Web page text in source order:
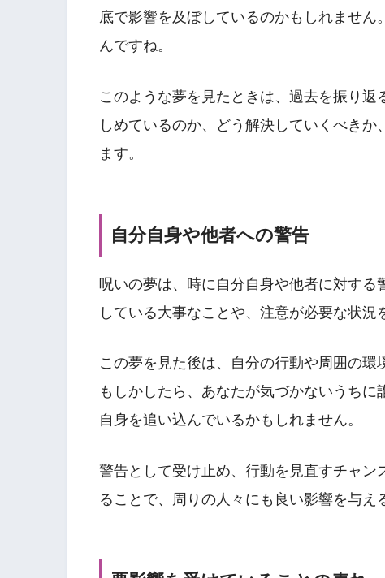
底で影響を及ぼしているのかもしれませ
んですね。
このような夢を見たときは、過去を振り
しめているのか、どう解決していくべき
ます。
自分自身や他者への警告
呪いの夢は、時に自分自身や他者に対す
している大事なことや、注意が必要な状況
この夢を見た後は、自分の行動や周囲の環
もしかしたら、あなたが気づかないうち
自身を追い込んでいるかもしれません。
警告として受け止め、行動を見直すチャ
ることで、周りの人々にも良い影響を与え